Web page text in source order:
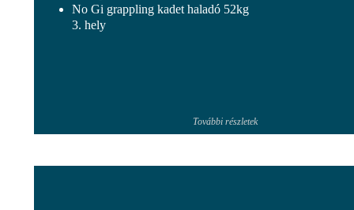
No Gi grappling kadet haladó 52kg
3. hely
További részletek